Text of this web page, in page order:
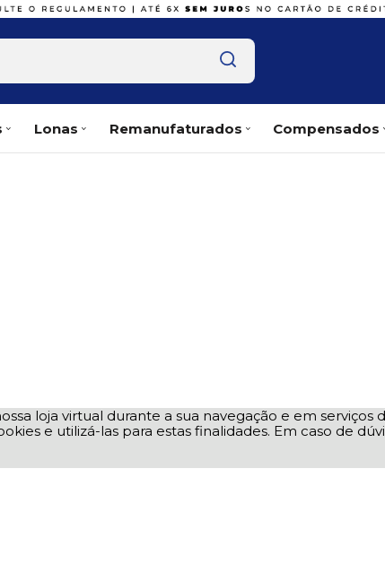
loja virtual durante a sua navegação e em
e utilizá-las para estas finalidades. Em caso de
Lonas Remanufaturados Compensados